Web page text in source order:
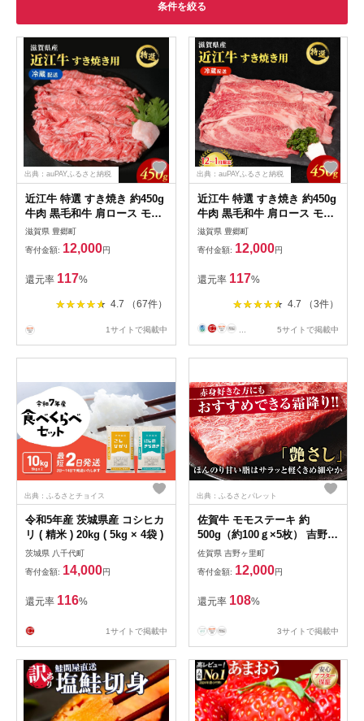
条件を絞る
出典：auPAYふるさと納税
近江牛 特選 すき焼き 約450g
牛肉 黒毛和牛 肩ロース モモ
すきやき すき焼き肉 すき焼
き用 肉 お肉 牛 和牛 納期 最
長3カ月 冷蔵
滋賀県 豊郷町
寄付金額: 12,000円
還元率 117%
4.7 （67件）
1サイトで掲載中
出典：auPAYふるさと納税
近江牛 特選 すき焼き 約450g
牛肉 黒毛和牛 肩ロース モモ
すきやき すき焼き肉 すき焼
き用 肉 お肉 牛 和牛 納期 最
長3カ月 冷蔵
滋賀県 豊郷町
寄付金額: 12,000円
還元率 117%
4.7 （3件）
... 5サイトで掲載中
出典：ふるさとチョイス
令和5年産 茨城県産 コシヒカ
リ ( 精米 ) 20kg ( 5kg × 4袋 )
茨城県 八千代町
寄付金額: 14,000円
還元率 116%
1サイトで掲載中
出典：ふるさとパレット
佐賀牛 モモステーキ 約
500g（約100ｇ×5枚） 吉野ヶ
里町 [FDB057]
佐賀県 吉野ヶ里町
寄付金額: 12,000円
還元率 108%
3サイトで掲載中